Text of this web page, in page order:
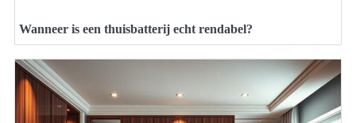
Wanneer is een thuisbatterij echt rendabel?